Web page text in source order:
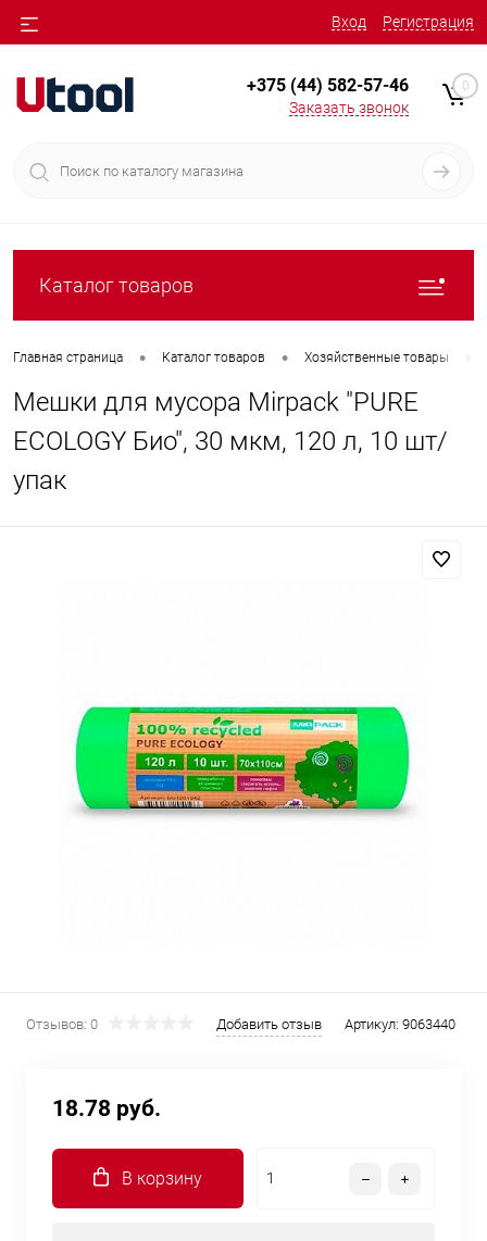
Вход Регистрация
+375 (44) 582-57-46
Заказать звонок
0
Каталог товаров
Главная страница • Каталог товаров • Хозяйственные товары
Мешки для мусора Mirpack "PURE
ECOLOGY Био", 30 мкм, 120 л, 10 шт/
упак
Отзывов: 0 Добавить отзыв Артикул: 9063440
18.78 руб.
В корзину